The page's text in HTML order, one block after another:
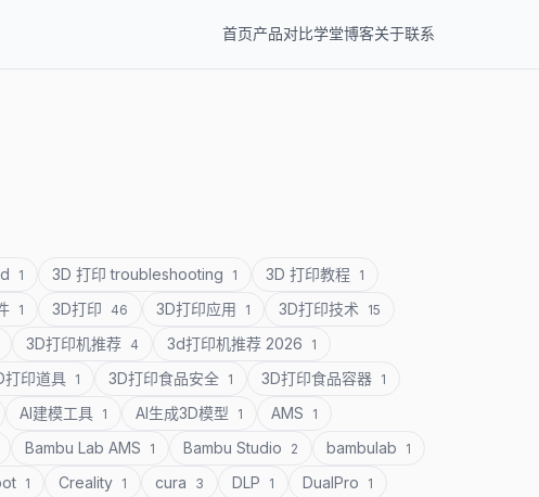
首页产品对比学堂博客关于联系
1 3D 打印 troubleshooting 1 3D 打印教程 1
1 3D打印 46 3D打印应用 1 3D打印技术 15
3D打印机推荐 4 3d打印机推荐 2026 1
打印道具 1 3D打印食品安全 1 3D打印食品容器 1
AI建模工具 1 AI生成3D模型 1 AMS 1
Bambu Lab AMS 1 Bambu Studio 2 bambulab 1
1 Creality 1 cura 3 DLP 1 DualPro 1